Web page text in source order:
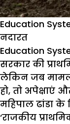
Education
नदारत
Education
सरकार की
लेकिन जब मामला
हो, तो अपेक्षाएं
महिपाल ढांडा के
‘राजकीय